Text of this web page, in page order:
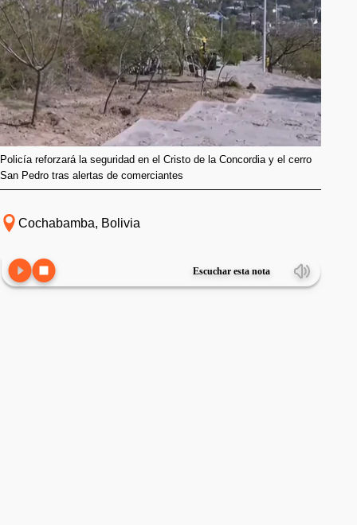
Policía reforzará la seguridad en el Cristo de la Concordia y el cerro
San Pedro tras alertas de comerciantes
Cochabamba, Bolivia
Escuchar esta nota